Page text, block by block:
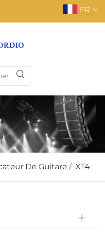
FR
De Guitare / XT4